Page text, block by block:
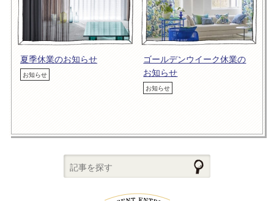
夏季休業のお知らせ
お知らせ
ゴールデンウイーク休業の
お知らせ
お知らせ